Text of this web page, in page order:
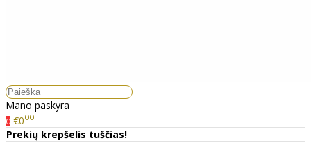
Mano paskyra
0 €000
Prekių krepšelis tuščias!